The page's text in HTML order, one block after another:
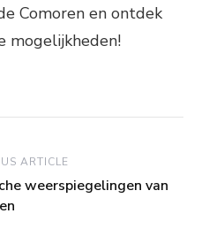
Comoren en ontdek
mogelijkheden!
ARTICLE
weerspiegelingen van